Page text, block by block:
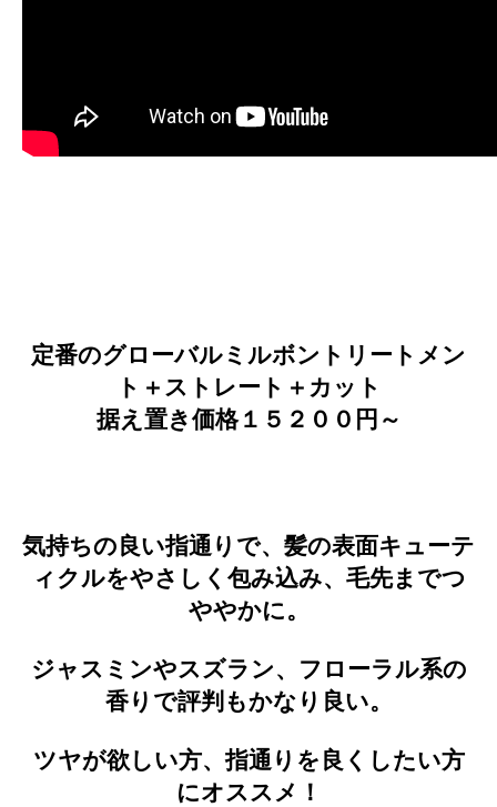
定番のグローバルミルボントリートメン
ト＋ストレート＋カット
据え置き価格１５２００円～
気持ちの良い指通りで、髪の表面キューテ
ィクルをやさしく包み込み、毛先までつ
ややかに。
ジャスミンやスズラン、フローラル系の
香りで評判もかなり良い。
ツヤが欲しい方、指通りを良くしたい方
にオススメ！